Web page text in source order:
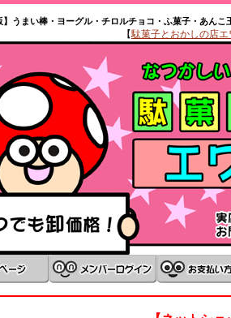
】うまい棒・ヨーグル・チロルチョコ・ふ菓子・あん
【駄菓子とおかしの店エ